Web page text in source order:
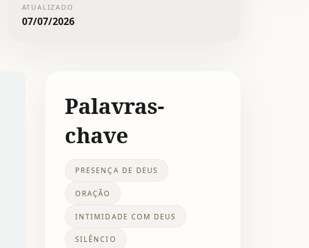
ATUALIZADO
07/07/2026
Palavras-
chave
PRESENÇA DE DEUS
ORAÇÃO
INTIMIDADE COM DEUS
SILÊNCIO